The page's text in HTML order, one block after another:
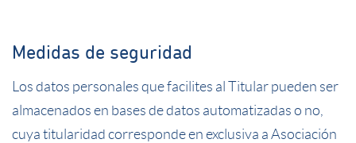
Medidas de seguridad
Los datos personales que facilites al Titular pueden ser
almacenados en bases de datos automatizadas o no,
cuya titularidad corresponde en exclusiva a Asociación